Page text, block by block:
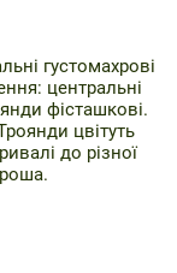
густомахрові
центральні
фісташкові.
цвітуть
до різної